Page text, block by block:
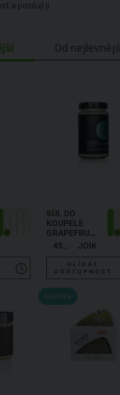
a posilují ji.
Od
SŮL DO
KOUPELE
GRAPEFRUIT,
MÁTA A
450 g JOIK
HLÍDAT
DOSTUPNOST
Novinka